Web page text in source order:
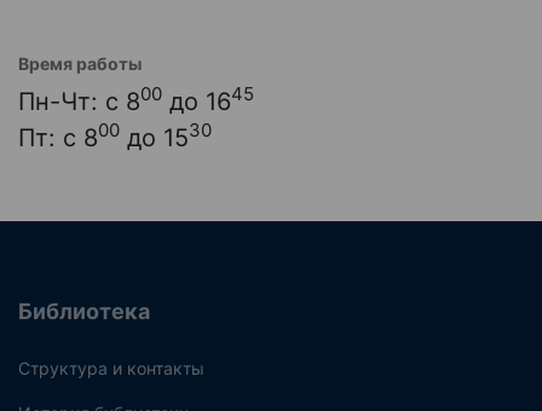
Время работы
Пн-Чт: с 800 до 1645
Пт: с 800 до 1530
Библиотека
Структура и контакты